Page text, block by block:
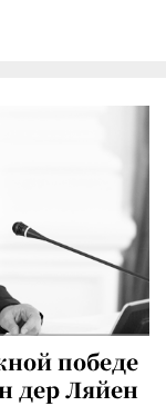
победе
дер Ляйен